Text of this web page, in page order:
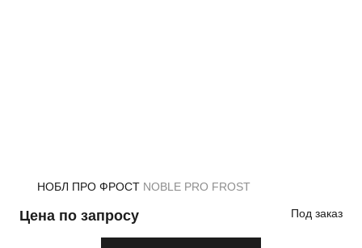
НОБЛ ПРО ФРОСТ NOBLE PRO FROST
Цена по запросу Под заказ